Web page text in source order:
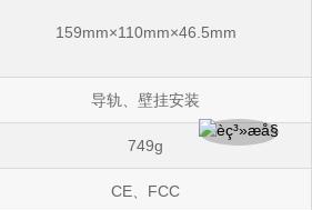
159mm×110mm×46.5mm
导轨、壁挂安装
749g
CE FCC